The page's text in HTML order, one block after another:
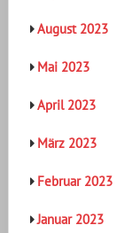
August 2023
Mai 2023
April 2023
März 2023
Februar 2023
Januar 2023